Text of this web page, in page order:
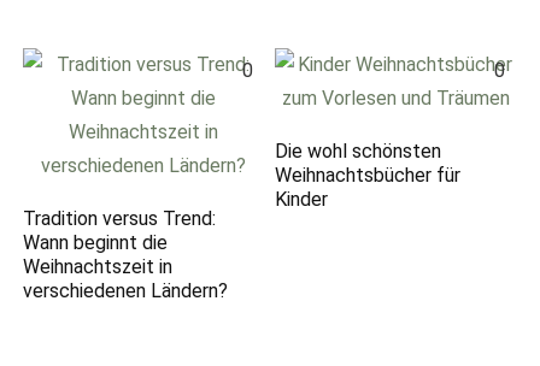
0
Tradition versus Trend:
Wann beginnt die
Weihnachtszeit in
verschiedenen Ländern?
0
Die wohl schönsten
Weihnachtsbücher für
Kinder